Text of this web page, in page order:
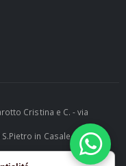
Cristina e C. - via
in Casale (BO) -
| e-mail: